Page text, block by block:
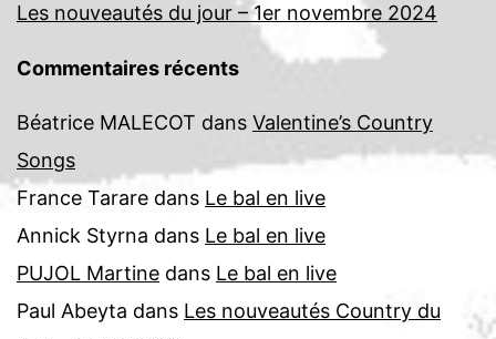
Les nouveautés du jour – 1er novembre 2024
Commentaires récents
Béatrice MALECOT dans Valentine’s Country
Songs
France Tarare dans Le bal en live
Annick Styrna dans Le bal en live
PUJOL Martine dans Le bal en live
Paul Abeyta dans Les nouveautés Country du